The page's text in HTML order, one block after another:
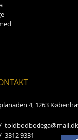
4, 1263
toldbodbodega@mail.dk
3312 9331